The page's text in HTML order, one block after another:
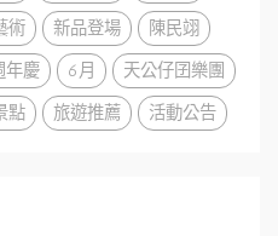
術 新品登場
陳民翊
年慶 6月
天公仔囝樂團
點 旅遊推薦 活動公告